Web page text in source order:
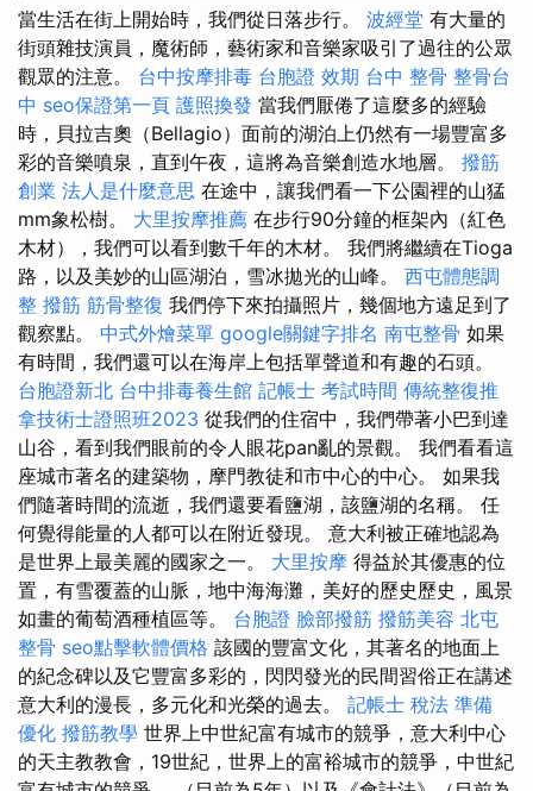
當生活在街上開始時，我們從日落步行。 波經堂 有大量的
街頭雜技演員，魔術師，藝術家和音樂家吸引了過往的公眾
觀眾的注意。 台中按摩排毒 台胞證 效期 台中 整骨 整骨台
中 seo保證第一頁 護照換發 當我們厭倦了這麼多的經驗
時，貝拉吉奧（Bellagio）面前的湖泊上仍然有一場豐富多
彩的音樂噴泉，直到午夜，這將為音樂創造水地層。 撥筋
創業 法人是什麼意思 在途中，讓我們看一下公園裡的山猛
mm象松樹。 大里按摩推薦 在步行90分鐘的框架內（紅色
木材），我們可以看到數千年的木材。 我們將繼續在Tioga
路，以及美妙的山區湖泊，雪冰拋光的山峰。 西屯體態調
整 撥筋 筋骨整復 我們停下來拍攝照片，幾個地方遠足到了
觀察點。 中式外燴菜單 google關鍵字排名 南屯整骨 如果
有時間，我們還可以在海岸上包括單聲道和有趣的石頭。
台胞證新北 台中排毒養生館 記帳士 考試時間 傳統整復推
拿技術士證照班2023 從我們的住宿中，我們帶著小巴到達
山谷，看到我們眼前的令人​​眼花pan亂的景觀。 我們看看這
座城市著名的建築物，摩門教徒和市中心的中心。 如果我
們隨著時間的流逝，我們還要看鹽湖，該鹽湖的名稱。 任
何覺得能量的人都可以在附近發現。 意大利被正確地認為
是世界上最美麗的國家之一。 大里按摩 得益於其優惠的位
置，有雪覆蓋的山脈，地中海海灘，美好的歷史歷史，風景
如畫的葡萄酒種植區等。 台胞證 臉部撥筋 撥筋美容 北屯
整骨 seo點擊軟體價格 該國的豐富文化，其著名的地面上
的紀念碑以及它豐富多彩的，閃閃發光的民間習俗正在講述
意大利的漫長，多元化和光榮的過去。 記帳士 稅法 準備
優化 撥筋教學 世界上中世紀富有城市的競爭，意大利中心
的天主教教會，19世紀，世界上的富裕城市的競爭，中世紀